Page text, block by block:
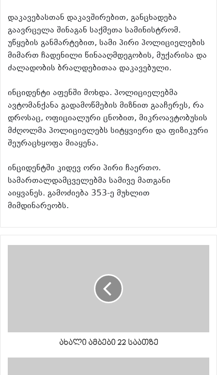
დაკავებასთან დაკავშირებით, განცხადება
გაავრცელა შინაგან საქმეთა სამინისტრომ.
უწყების განმარტებით, სამი პირი პოლიციელების
მიმართ ჩადენილი წინააღმდეგობის, მუქარისა და
ძალადობის ბრალდებითაა დაკავებული.
ინციდენტი აფენში მოხდა. პოლიციელებმა
ავტომანქანა გადამოწმების მიზნით გააჩერეს, რა
დროსაც, ოფიციალური ცნობით, მიკროავტობუსის
მძღოლმა პოლიციელებს სიტყვიერი და ფიზიკური
შეურაცხყოფა მიაყენა.
ინციდენტში კიდევ ორი პირი ჩაერთო.
სამართალდამცველებმა სამივე მათგანი
აიყვანეს. გამოძიება 353-ე მუხლით
მიმდინარეობს.
ახალი ამბები 22 საათზე